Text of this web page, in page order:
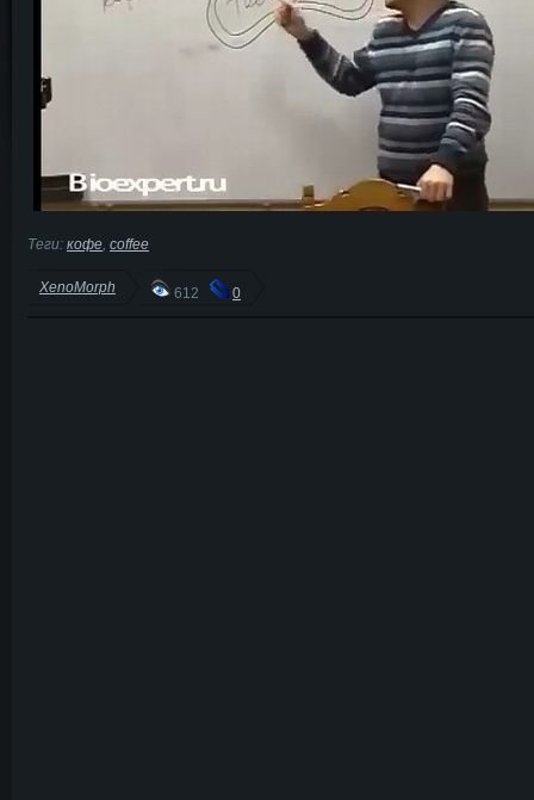
Теги: кофе coffee
XenoMorph 612 0